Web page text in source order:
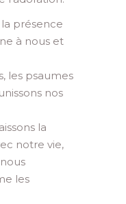
présence
à nous et
les psaumes
nos
la
notre vie,
les